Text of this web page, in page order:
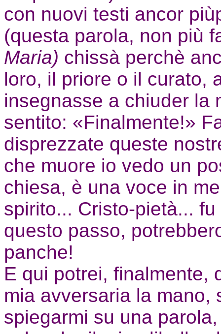
con nuovi testi ancor
(questa parola, non più
Maria) chissà perchè
loro, il priore o il curato,
insegnasse a chiuder la
sentito: «Finalmente!»
disprezzate queste
che muore io vedo un
chiesa, è una voce in
spirito... Cristo-pietà...
questo passo,
panche!
E qui potrei, finalmente,
mia avversaria la mano,
spiegarmi su una